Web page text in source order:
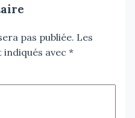
pas publiée. Les
avec *